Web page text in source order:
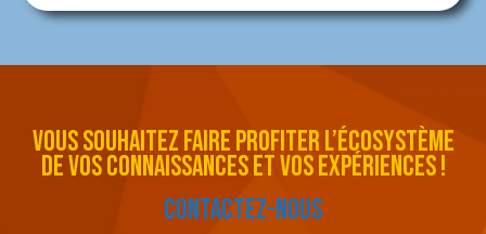
VOUS SOUHAITEZ FAIRE PROFITER L’ÉCOSYSTÈME
DE VOS CONNAISSANCES ET VOS EXPÉRIENCES !
CONTACTEZ-NOUS